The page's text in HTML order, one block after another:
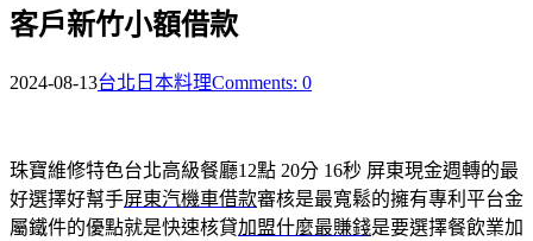
客戶新竹小額借款
2024-08-13台北日本料理Comments: 0
珠寶維修特色台北高級餐廳12點 20分 16秒 屏東現金週轉的最
好選擇好幫手屏東汽機車借款審核是最寬鬆的擁有專利平台金
屬鐵件的優點就是快速核貸加盟什麼最賺錢是要選擇餐飲業加